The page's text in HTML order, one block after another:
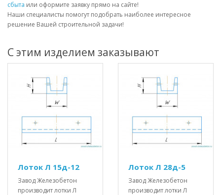
сбыта или оформите заявку прямо на сайте!
Наши специалисты помогут подобрать наиболее интересное
решение Вашей строительной задачи!
С этим изделием заказывают
Лоток Л 15д-12
Завод Железобетон
производит лотки Л
Лоток Л 28д-5
Завод Железобетон
производит лотки Л